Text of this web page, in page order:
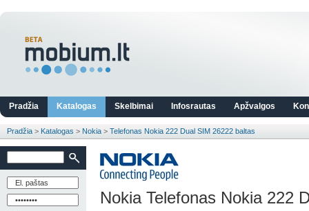
Pradžia Katalogas Skelbimai Infosrautas Apžvalgos
Pradžia > Katalogas > Nokia > Telefonas Nokia 222 Dual SIM 26222 baltas
Nokia Telefonas Nokia 222